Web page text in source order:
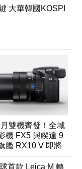
大華韓國KOSPI
雙機齊發！全域
機 FX5 與睽違 9
艦 RX10 V 即將
首款 Leica M 轉